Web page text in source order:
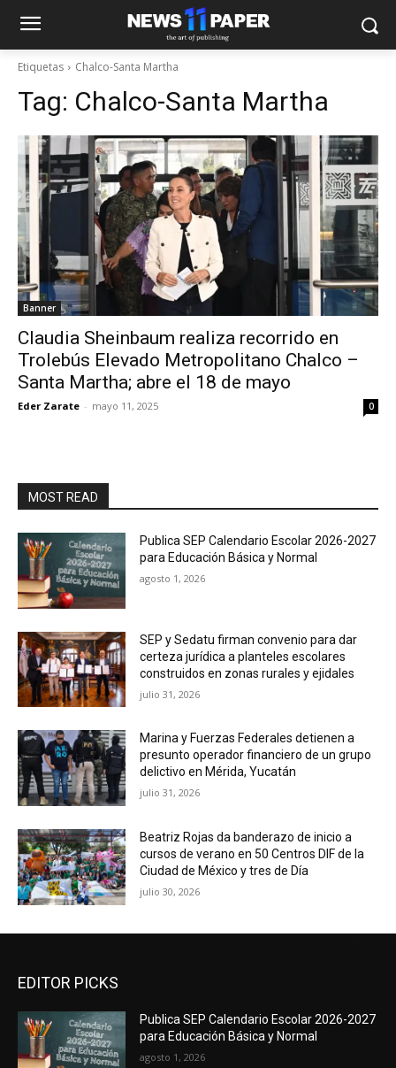
Etiquetas Chalco-Santa Martha
Tag: Chalco-Santa Martha
Banner
Claudia Sheinbaum realiza recorrido en
Trolebús Elevado Metropolitano Chalco –
Santa Martha; abre el 18 de mayo
Eder Zarate - mayo 11, 2025 0
MOST READ
Publica SEP Calendario Escolar 2026-2027
para Educación Básica y Normal
agosto 1, 2026
SEP y Sedatu firman convenio para dar
certeza jurídica a planteles escolares
construidos en zonas rurales y ejidales
julio 31, 2026
Marina y Fuerzas Federales detienen a
presunto operador financiero de un grupo
delictivo en Mérida, Yucatán
julio 31, 2026
Beatriz Rojas da banderazo de inicio a
cursos de verano en 50 Centros DIF de la
Ciudad de México y tres de Día
julio 30, 2026
EDITOR PICKS
Publica SEP Calendario Escolar 2026-2027
para Educación Básica y Normal
agosto 1, 2026